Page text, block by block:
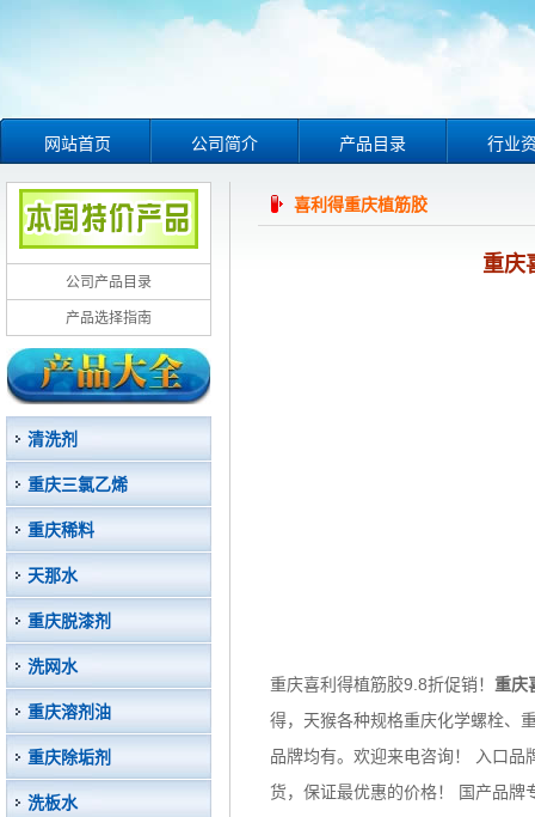
网站首页 公司简介 产品目录 行业
公司产品目录
产品选择指南
清洗剂
重庆三氯乙烯
重庆稀料
天那水
重庆脱漆剂
洗网水
重庆溶剂油
重庆除垢剂
洗板水
喜利得重庆植筋胶
重庆
重庆喜利得植筋胶9.8折促销！ 重庆
得，天猴各种规格重庆化学螺栓、
品牌均有。欢迎来电咨询！ 入口
货，保证最优惠的价格！ 国产品